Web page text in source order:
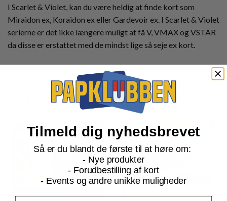
I Scarlet & Violet, kan du være heldig at finde kort som
Miraidon ex, Koraidon ex eller Gardevoir ex. I Scarlet & Violet
serierne er det ikke længere muligt at få V, VMAX og VSTAR
da disse er erstattet med de mindst lige så seje ex kort.
Relaterede produkter
Tilmeld dig nyhedsbrevet
Så er du blandt de første til at høre om:
- Nye produkter
- Forudbestilling af kort
- Events og andre unikke muligheder